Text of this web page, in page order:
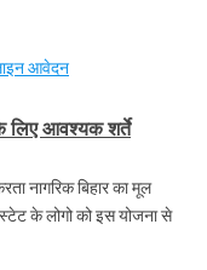
आवेदन
लिए आवश्यक शर्ते
नागरिक बिहार का मूल
स्टेट के लोगो को इस योजना से